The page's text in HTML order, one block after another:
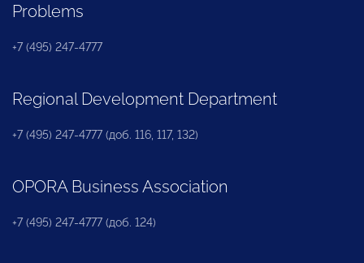
Problems
+7 (495) 247-4777
Regional Development Department
+7 (495) 247-4777 (доб. 116, 117, 132)
OPORA Business Association
+7 (495) 247-4777 (доб. 124)